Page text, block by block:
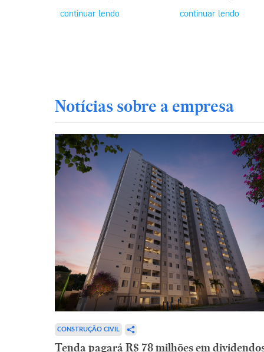
continuar lendo continuar lendo
Notícias sobre a empresa
CONSTRUÇÃO CIVIL
Tenda pagará R$ 78 milhões em